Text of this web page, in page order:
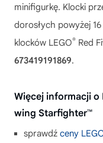
minifigurkę. Klocki
dorosłych powyżej
klocków LEGO® Red
673419191869.
Więcej informacji o
wing Starfighter™
sprawdź ceny